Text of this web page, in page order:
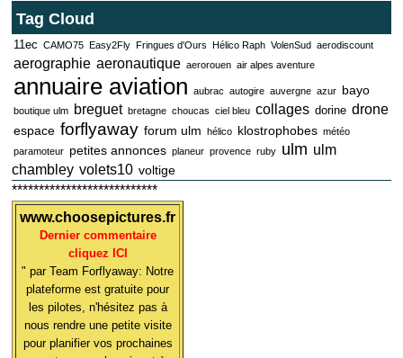
Tag Cloud
11ec CAMO75 Easy2Fly Fringues d'Ours Hélico Raph VolenSud aerodiscount
aerographie aeronautique aerorouen air alpes aventure
annuaire aviation aubrac autogire auvergne azur bayo
boutique ulm breguet bretagne choucas ciel bleu collages dorine drone
espace forflyaway forum ulm hélico klostrophobes météo
paramoteur petites annonces planeur provence ruby ulm ulm
chambley volets10 voltige
***************************
www.choosepictures.fr
Dernier commentaire
cliquez ICI
" par Team Forflyaway: Notre
plateforme est gratuite pour
les pilotes, n'hésitez pas à
nous rendre une petite visite
pour planifier vos prochaines